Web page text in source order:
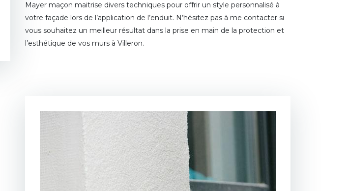
Mayer maçon maitrise divers techniques pour offrir un style personnalisé à
votre façade lors de l’application de l’enduit. N’hésitez pas à me contacter si
vous souhaitez un meilleur résultat dans la prise en main de la protection et
l’esthétique de vos murs à Villeron.